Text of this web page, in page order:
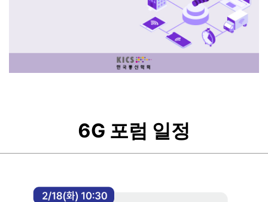
6G 포럼 일정